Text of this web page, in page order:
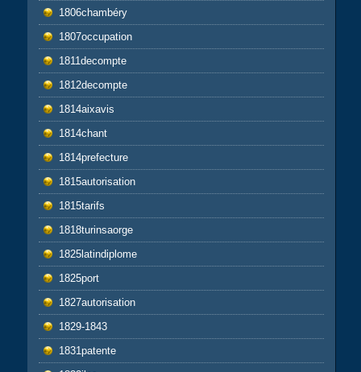
1806chambéry
1807occupation
1811decompte
1812decompte
1814aixavis
1814chant
1814prefecture
1815autorisation
1815tarifs
1818turinsaorge
1825latindiplome
1825port
1827autorisation
1829-1843
1831patente